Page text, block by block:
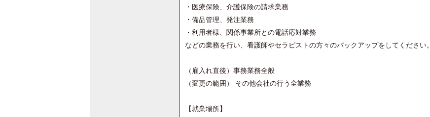
・医療保険、介護保険の請求業務
・備品管理、発注業務
・利用者様、関係事業所との電話応対業務
などの業務を行い、看護師やセラピストの方々のバックアップをしてください。
（雇入れ直後）事務業務全般
（変更の範囲） その他会社の行う全業務
【就業場所】